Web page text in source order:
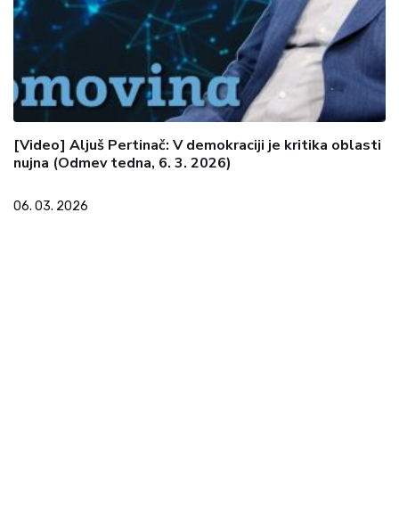
[Video] Aljuš Pertinač: V demokraciji je kritika oblasti
nujna (Odmev tedna, 6. 3. 2026)
06. 03. 2026